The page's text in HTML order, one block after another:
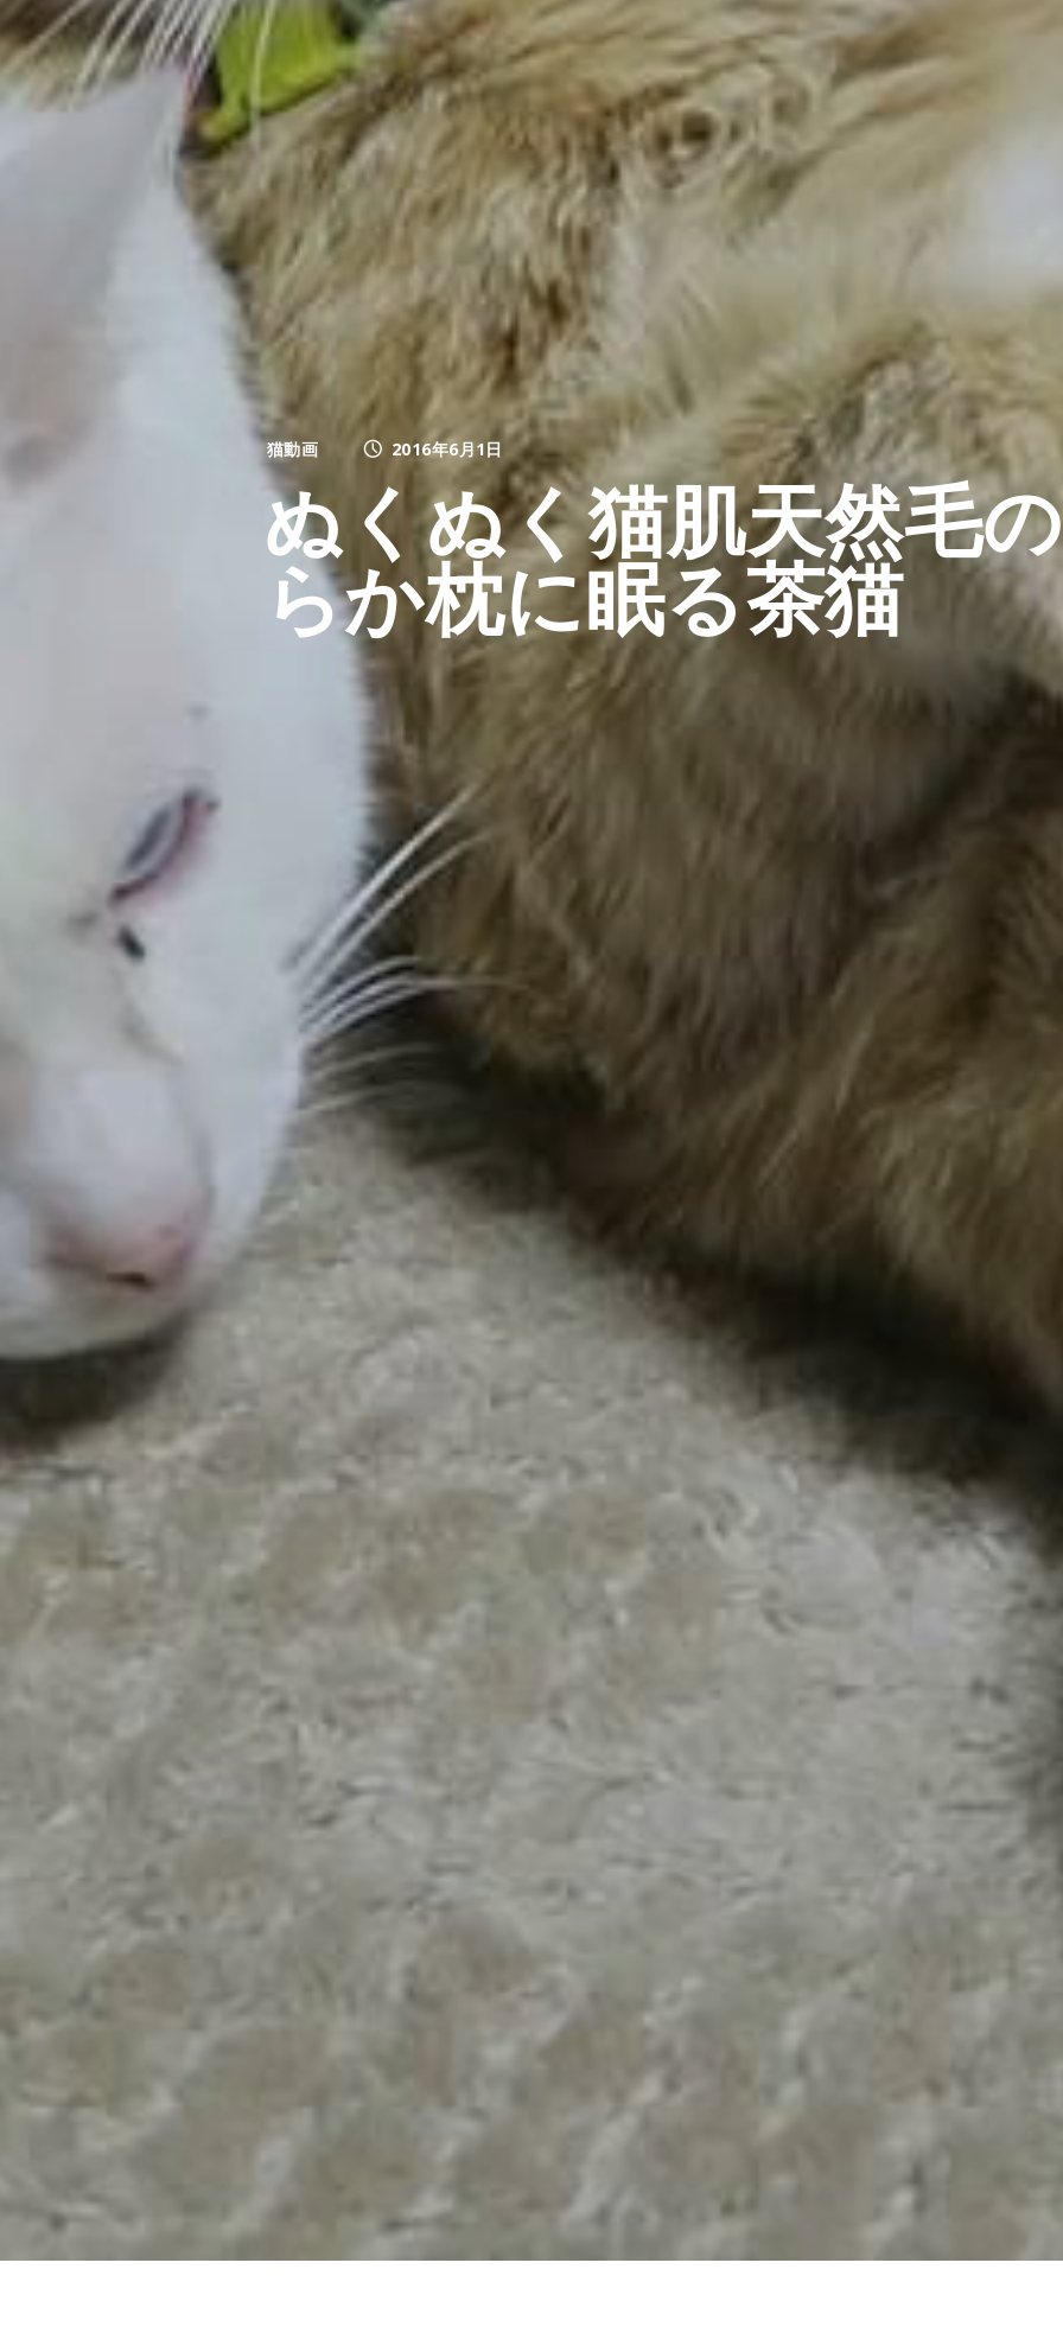
猫動画 2016年6月1日
ぬくぬく猫肌天然毛
らか枕に眠る茶猫